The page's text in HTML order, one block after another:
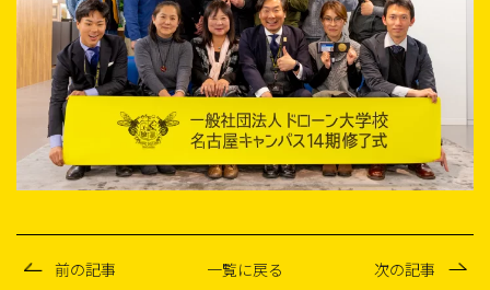
前の記事 一覧に戻る 次の記事